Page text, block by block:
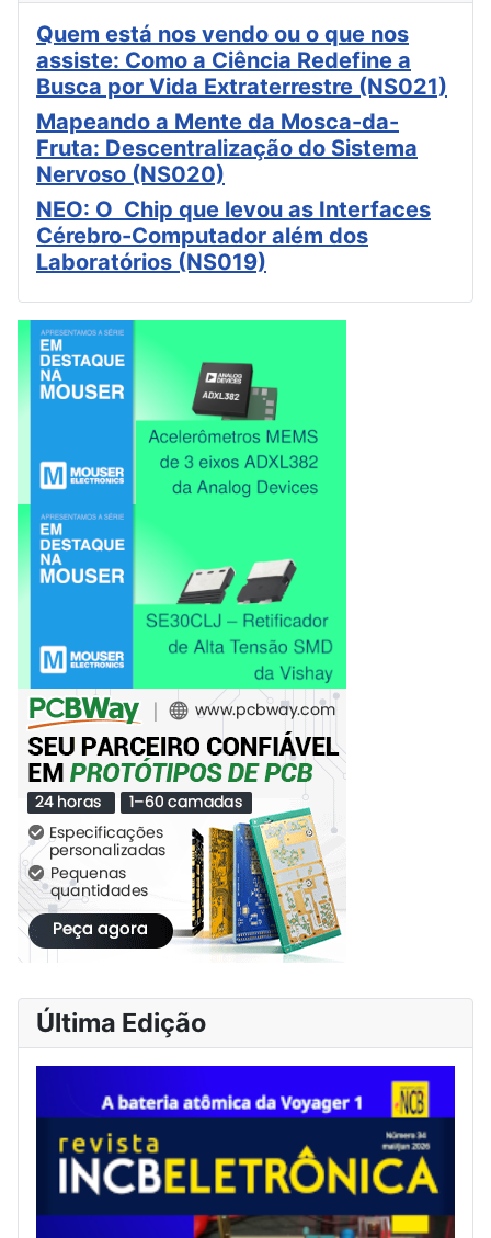
Quem está nos vendo ou o que nos
assiste: Como a Ciência Redefine a
Busca por Vida Extraterrestre (NS021)
Mapeando a Mente da Mosca-da-
Fruta: Descentralização do Sistema
Nervoso (NS020)
NEO: O Chip que levou as Interfaces
Cérebro-Computador além dos
Laboratórios (NS019)
Última Edição